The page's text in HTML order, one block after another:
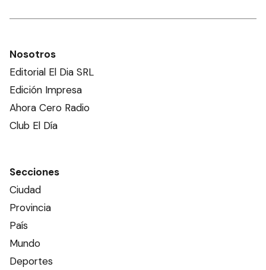
Nosotros
Editorial El Dia SRL
Edición Impresa
Ahora Cero Radio
Club El Día
Secciones
Ciudad
Provincia
País
Mundo
Deportes